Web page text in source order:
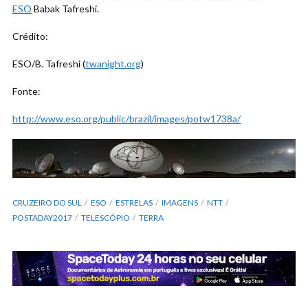
ESO Babak Tafreshi.
Crédito:
ESO/B. Tafreshi (twanight.org)
Fonte:
http://www.eso.org/public/brazil/images/potw1738a/
CRUZEIRO DO SUL ESO ESTRELAS IMAGENS
NTT
POSTADAY2017
TELESCÓPIO TERRA